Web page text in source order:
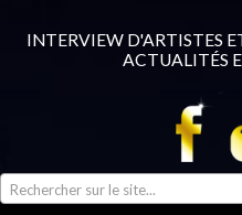
INTERVIEW D'ARTISTES
ACTUALITÉS
Rechercher sur le site...